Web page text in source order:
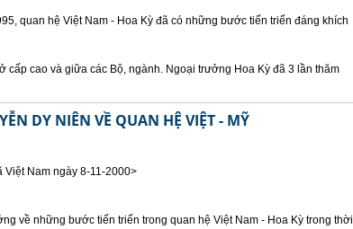
quan hệ Việt Nam - Hoa Kỳ đã có những bước tiến triển đáng khích
cấp cao và giữa các Bộ, ngành. Ngoại trưởng Hoa Kỳ đã 3 lần thăm
DY NIÊN VỀ QUAN HỆ VIỆT - MỸ
Việt Nam ngày 8-11-2000>
về những bước tiến triển trong quan hệ Việt Nam - Hoa Kỳ trong thời